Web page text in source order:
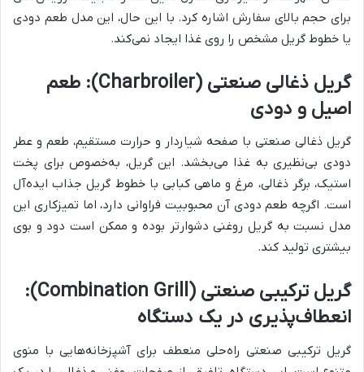
برای حجم بالای سفارش اشاره کرد. با این حال، این مدل طعم دودی
یا خطوط گریل مشخص را روی غذا ایجاد نمی‌کند.
گریل ذغالی صنعتی (Charbroiler): طعم
اصیل و دودی
گریل ذغالی صنعتی با صفحه شیاردار و حرارت مستقیم، طعم و عطر
دودی بی‌نظیری به غذا می‌بخشد. این گریل، به‌خصوص برای پخت
استیک، برگر ذغالی، مرغ و ماهی کبابی با خطوط گریل جذاب ایده‌آل
است. اگرچه طعم دودی آن محبوبیت فراوانی دارد، اما تمیزکاری این
مدل نسبت به گریل روغنی دشوارتر بوده و ممکن است دود و بوی
بیشتری تولید کند.
گریل ترکیبی صنعتی (Combination Grill):
انعطاف‌پذیری در یک دستگاه
گریل ترکیبی صنعتی راه‌حلی منعطف برای آشپزخانه‌هایی با منوی